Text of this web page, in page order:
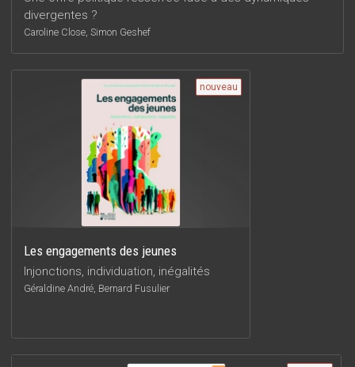
divergentes ?
Caroline Close, Simon Geshef
nouveau
Les engagements des jeunes
Injonctions, individuation, inégalités
Géraldine André, Bernard Fusulier